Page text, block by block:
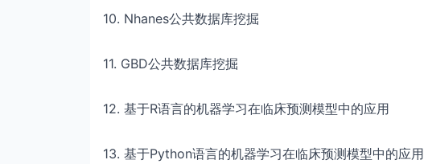
10. Nhanes公共数据库挖掘
11. GBD公共数据库挖掘
12. 基于R语言的机器学习在临床预测模型中的应用
13. 基于Python语言的机器学习在临床预测模型中的应用